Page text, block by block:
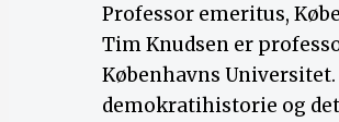
Professor emeritus,
Tim Knudsen er
Københavns
demokratihistorie og